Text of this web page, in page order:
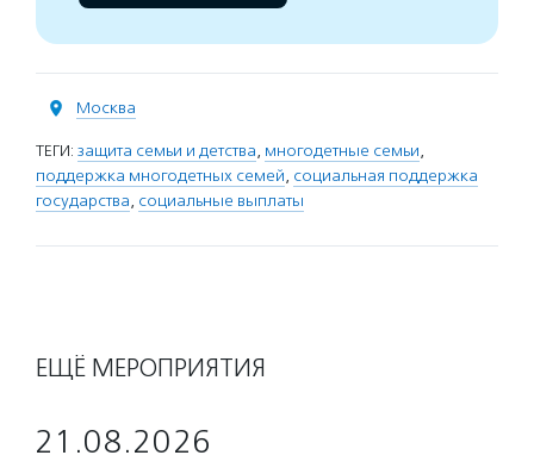
Москва
ТЕГИ: защита семьи и детства, многодетные семьи,
поддержка многодетных семей, социальная поддержка
государства, социальные выплаты
ЕЩЁ МЕРОПРИЯТИЯ
21.08.2026